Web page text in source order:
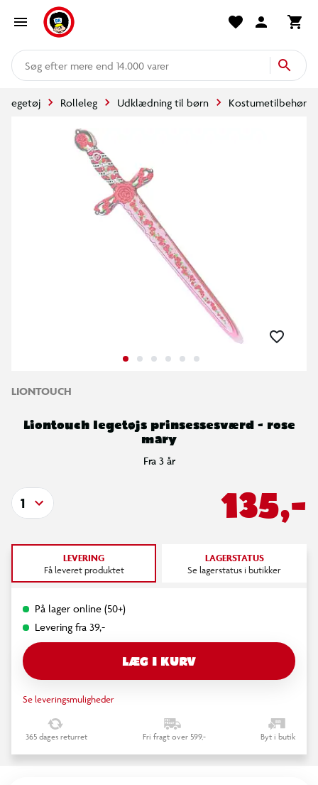
mere end 14.000 varer
Legetøj Rolleleg Udklædning til børn Kostumetilbehør
LIONTOUCH
Liontouch legetøjs prinsessesværd - rose
mary
Fra 3 år
135,-
1
LEVERING
Få leveret produktet
LAGERSTATUS
Se lagerstatus i butikker
På lager online (50+)
Levering fra 39,-
LÆG I KURV
Se leveringsmuligheder
365 dages returret Fri fragt over 599,- Byt i butik